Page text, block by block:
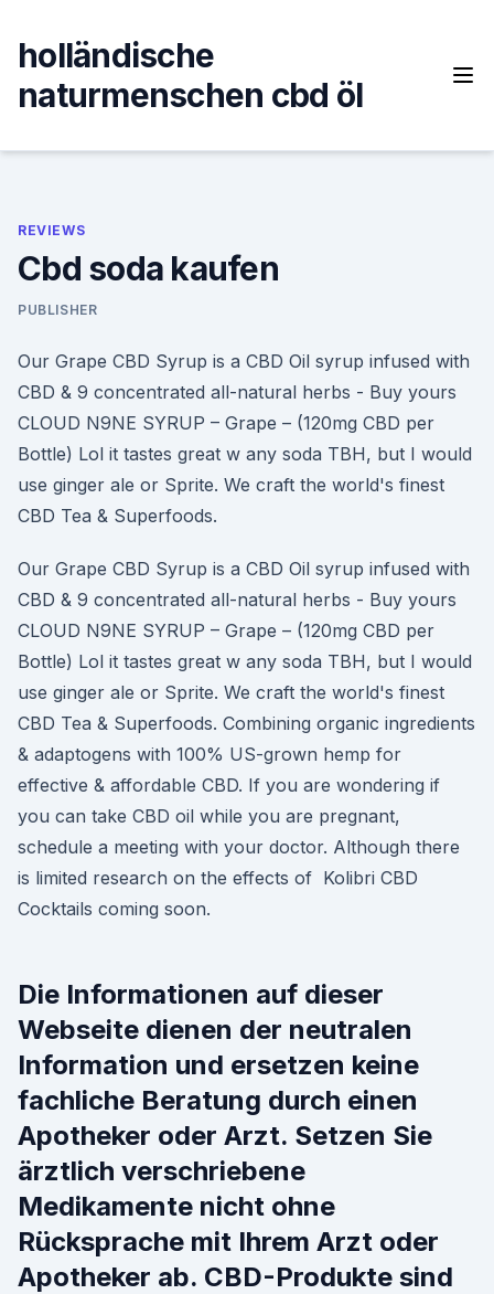
content
holländische
naturmenschen cbd öl
REVIEWS
Cbd soda kaufen
PUBLISHER
Our Grape CBD Syrup is a CBD Oil syrup infused with
CBD & 9 concentrated all-natural herbs - Buy yours
CLOUD N9NE SYRUP – Grape – (120mg CBD per
Bottle) Lol it tastes great w any soda TBH, but I would
use ginger ale or Sprite. We craft the world's finest
CBD Tea & Superfoods.
Our Grape CBD Syrup is a CBD Oil syrup infused with
CBD & 9 concentrated all-natural herbs - Buy yours
CLOUD N9NE SYRUP – Grape – (120mg CBD per
Bottle) Lol it tastes great w any soda TBH, but I would
use ginger ale or Sprite. We craft the world's finest
CBD Tea & Superfoods. Combining organic ingredients
& adaptogens with 100% US-grown hemp for
effective & affordable CBD. If you are wondering if
you can take CBD oil while you are pregnant,
schedule a meeting with your doctor. Although there
is limited research on the effects of Kolibri CBD
Cocktails coming soon.
Die Informationen auf dieser
Webseite dienen der neutralen
Information und ersetzen keine
fachliche Beratung durch einen
Apotheker oder Arzt. Setzen Sie
ärztlich verschriebene
Medikamente nicht ohne
Rücksprache mit Ihrem Arzt oder
Apotheker ab. CBD-Produkte sind